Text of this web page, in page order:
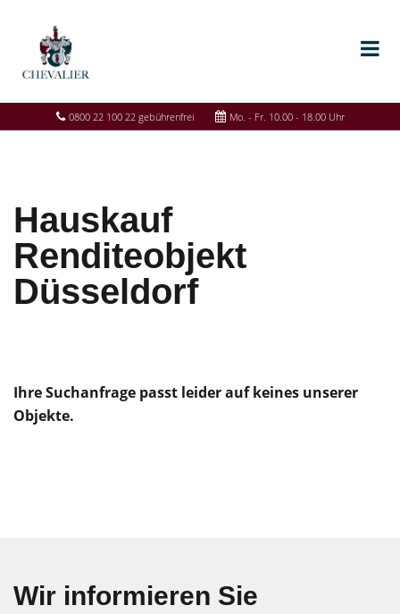
0800 22 100 22 gebührenfrei Mo. - Fr. 10.00 - 18.00 Uhr
Hauskauf
Renditeobjekt
Düsseldorf
Ihre Suchanfrage passt leider auf keines unserer
Objekte.
Wir informieren Sie